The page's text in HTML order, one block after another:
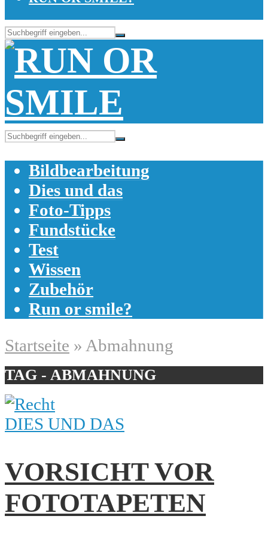
Bildbearbeitung
Dies und das
Foto-Tipps
Fundstücke
Test
Wissen
Zubehör
Run or smile?
Startseite » Abmahnung
TAG - ABMAHNUNG
DIES UND DAS
VORSICHT VOR
FOTOTAPETEN